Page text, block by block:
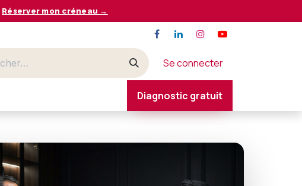
Réserver mon créneau →
Se connecter
Diagnostic gratuit